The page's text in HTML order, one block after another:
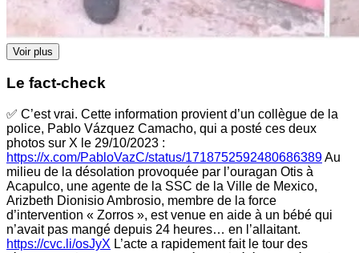
Voir plus
Le fact-check
✅ C’est vrai. Cette information provient d’un collègue de la
police, Pablo Vázquez Camacho, qui a posté ces deux
photos sur X le 29/10/2023 :
https://x.com/PabloVazC/status/1718752592480686389Au
milieu de la désolation provoquée par l’ouragan Otis à
Acapulco, une agente de la SSC de la Ville de Mexico,
Arizbeth Dionisio Ambrosio, membre de la force
d’intervention « Zorros », est venue en aide à un bébé qui
n’avait pas mangé depuis 24 heures… en l’allaitant.
https://cvc.li/osJyX L’acte a rapidement fait le tour des